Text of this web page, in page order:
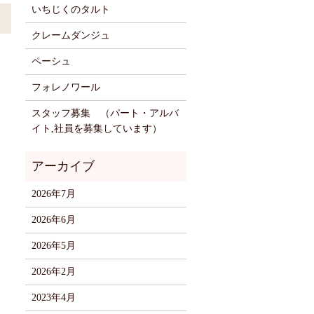
いちじくのタルト
クレームダンジュ
ペーシュ
フォレノワール
スタッフ募集 （パート・アルバ
イト,社員を募集しています）
2026年7月
2026年6月
2026年5月
2026年2月
2023年4月